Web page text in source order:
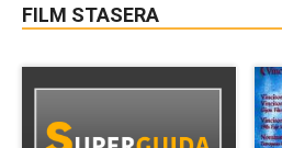
FILM STASERA